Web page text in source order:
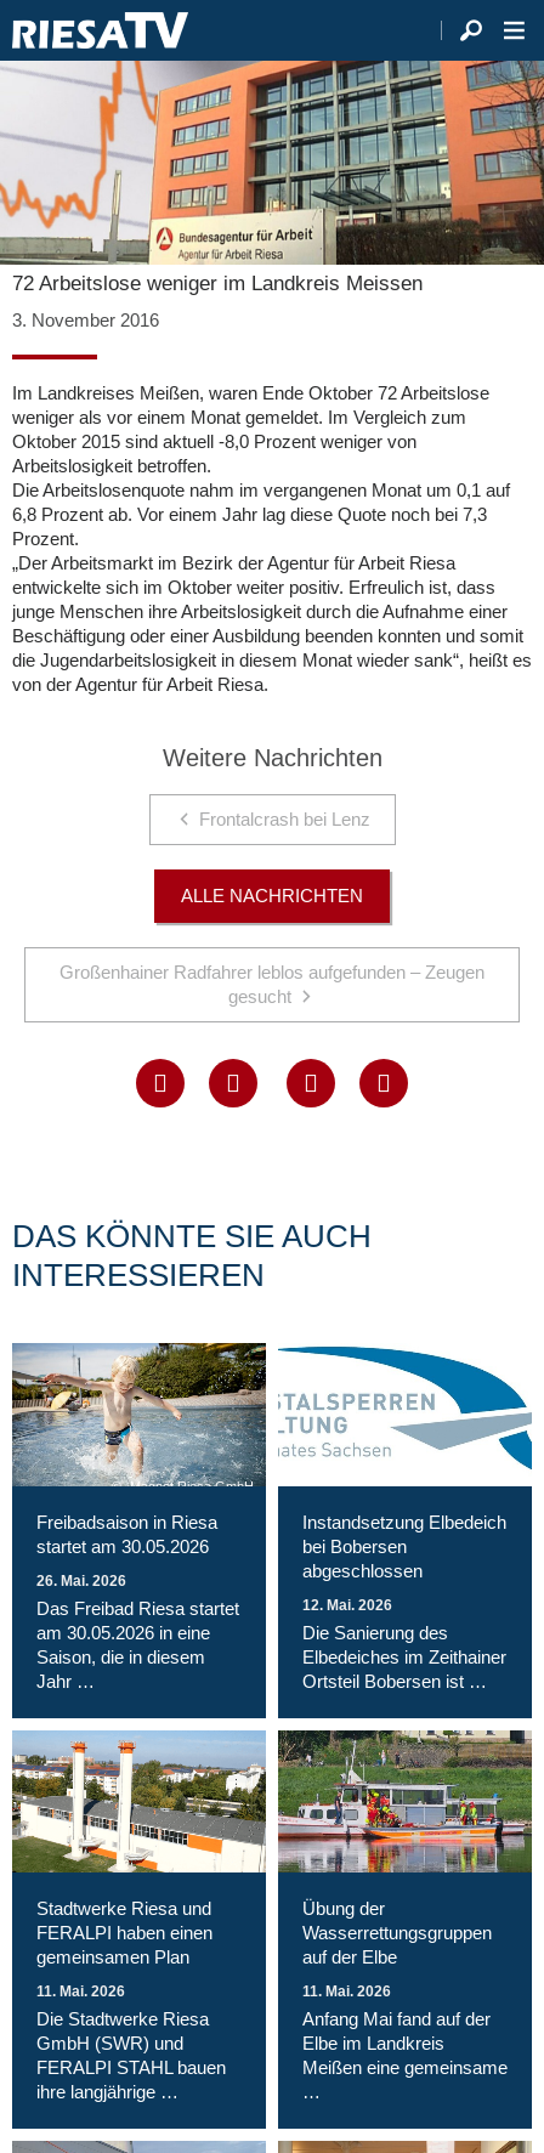
72 Arbeitslose weniger im Landkreis Meissen
3. November 2016
Im Landkreises Meißen, waren Ende Oktober 72 Arbeitslose
weniger als vor einem Monat gemeldet. Im Vergleich zum
Oktober 2015 sind aktuell -8,0 Prozent weniger von
Arbeitslosigkeit betroffen.
Die Arbeitslosenquote nahm im vergangenen Monat um 0,1 auf
6,8 Prozent ab. Vor einem Jahr lag diese Quote noch bei 7,3
Prozent.
„Der Arbeitsmarkt im Bezirk der Agentur für Arbeit Riesa
entwickelte sich im Oktober weiter positiv. Erfreulich ist, dass
junge Menschen ihre Arbeitslosigkeit durch die Aufnahme einer
Beschäftigung oder einer Ausbildung beenden konnten und somit
die Jugendarbeitslosigkeit in diesem Monat wieder sank“, heißt es
von der Agentur für Arbeit Riesa.
Weitere Nachrichten
Frontalcrash bei Lenz
ALLE NACHRICHTEN
Großenhainer Radfahrer leblos aufgefunden – Zeugen
gesucht
DAS KÖNNTE SIE AUCH
INTERESSIEREN
Magnet Riesa GmbH
Freibadsaison in Riesa
startet am 30.05.2026
26. Mai. 2026
Das Freibad Riesa startet
am 30.05.2026 in eine
Saison, die in diesem
Jahr …
Instandsetzung Elbedeich
bei Bobersen
abgeschlossen
12. Mai. 2026
Die Sanierung des
Elbedeiches im Zeithainer
Ortsteil Bobersen ist …
Stadtwerke Riesa und
FERALPI haben einen
gemeinsamen Plan
11. Mai. 2026
Die Stadtwerke Riesa
GmbH (SWR) und
FERALPI STAHL bauen
ihre langjährige …
Übung der
Wasserrettungsgruppen
auf der Elbe
11. Mai. 2026
Anfang Mai fand auf der
Elbe im Landkreis
Meißen eine gemeinsame
…